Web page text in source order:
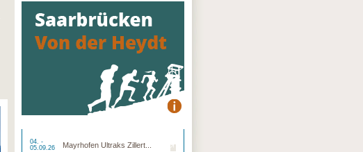
04. -
05.09.26
Mayrhofen Ultraks Zillert...